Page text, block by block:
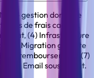
- gestion domaine
pas de frais cachés,
(4) Infrastructure
(5) Migration gratuite
remboursement, (7)
+ Email sous un toit.